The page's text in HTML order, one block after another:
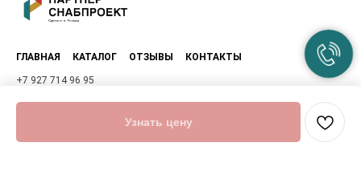
Узнать цену
ГЛАВНАЯ КАТАЛОГ ОТЗЫВЫ КОНТАКТЫ
+7 927 714 96 95